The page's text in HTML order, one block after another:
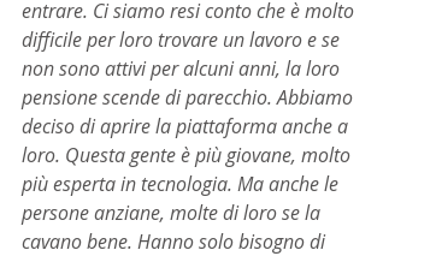
entrare. Ci siamo resi conto che è molto
difficile per loro trovare un lavoro e se
non sono attivi per alcuni anni, la loro
pensione scende di parecchio. Abbiamo
deciso di aprire la piattaforma anche a
loro. Questa gente è più giovane, molto
più esperta in tecnologia. Ma anche le
persone anziane, molte di loro se la
cavano bene. Hanno solo bisogno di